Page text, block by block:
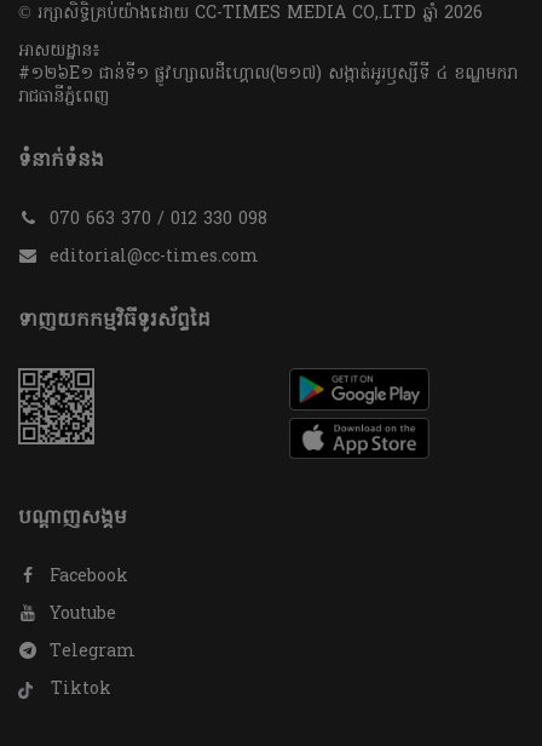
​© រក្សា​សិទ្ធិ​គ្រប់​យ៉ាង​ដោយ​ CC-TIMES MEDIA CO,.LTD ឆ្នាំ​ 2026
អាសយដ្ឋាន៖
#១២៦E១ ជាន់ទី១ ផ្លូវហ្សាលដឺហ្គោល(២១៧) សង្កាត់អូរឫស្សីទី ៤ ខណ្ឌមករា
រាជធានីភ្នំពេញ
ទំនាក់ទំនង
070 663 370 / 012 330 098
editorial@cc-times.com
ទាញយកកម្មវិធីទូរស័ព្ទដៃ
បណ្តាញសង្គម
Facebook
Youtube
Telegram
Tiktok